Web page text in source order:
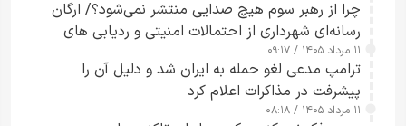
چرا از رهبر سوم هیچ صدایی منتشر نمی‌شود؟/ ارگان
رسانه‌ای شهرداری از احتمالات امنیتی و ردیابی های
جاسوسی گفت
۱۱ مرداد ۱۴۰۵ / ۰۹:۱۷
ترامپ مدعی لغو حمله به ایران شد و دلیل آن را
پیشرفت در مذاکرات اعلام کرد
۱۱ مرداد ۱۴۰۵ / ۰۸:۱۸